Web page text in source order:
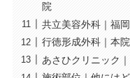
院
共立美容外科｜福
行徳形成外科｜本院
あさひクリニック